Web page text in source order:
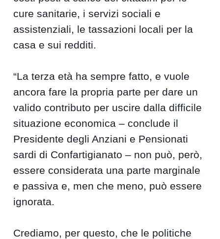
cure sanitarie, i servizi sociali e
assistenziali, le tassazioni locali per la
casa e sui redditi.
“La terza età ha sempre fatto, e vuole
ancora fare la propria parte per dare un
valido contributo per uscire dalla difficile
situazione economica – conclude il
Presidente degli Anziani e Pensionati
sardi di Confartigianato – non può, però,
essere considerata una parte marginale
e passiva e, men che meno, può essere
ignorata.
Crediamo, per questo, che le politiche